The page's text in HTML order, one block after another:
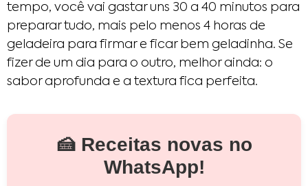
tempo, você vai gastar uns 30 a 40 minutos para
preparar tudo, mais pelo menos 4 horas de
geladeira para firmar e ficar bem geladinha. Se
fizer de um dia para o outro, melhor ainda: o
sabor aprofunda e a textura fica perfeita.
🍰 Receitas novas no
WhatsApp!